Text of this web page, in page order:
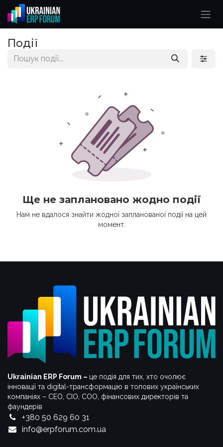
Skip to Content
Події
Ще не заплановано жодно події
Нам не вдалося знайти жодної запланованої події на цей
момент.
Ukrainian ERP Forum – це подія для тих, хто очолює
інновації та digital-трансформацію в топових українських
компаніях – СЕО, CIO, COO, фінансових директорів та
фаундерів
+380 50 629 60 31
info@erpforum.com.ua